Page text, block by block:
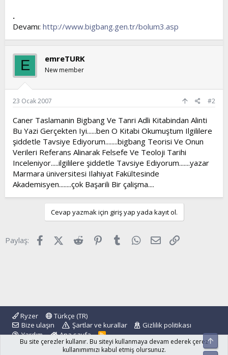
.
Devamı: http://www.bigbang.gen.tr/bolum3.asp
E emreTURK
New member
23 Ocak 2007 #2
Caner Taslamanin Bigbang Ve Tanri Adli Kitabindan Alinti
Bu Yazi Gerçekten Iyi......ben O Kitabi Okumuştum Ilgililere
şiddetle Tavsiye Ediyorum........bigbang Teorisi Ve Onun
Verileri Referans Alinarak Felsefe Ve Teoloji Tarihi
Inceleniyor.....ilgililere şiddetle Tavsiye Ediyorum.......yazar
Marmara üniversitesi Ilahiyat Fakültesinde
Akademisyen........çok Başarili Bir çalişma....
Cevap yazmak için giriş yap yada kayıt ol.
Paylaş: FacebookX (Twitter)
Reddit Pinterest
Tumblr WhatsApp
E-posta
Ryzer
Türkçe (TR)
Bize ulaşın
Şartlar ve kurallar
Gizlilik politikası
Yardım
Ana sayfa
R
S
S
Bu site çerezler kullanır. Bu siteyi kullanmaya devam ederek çerez
kullanımımızı kabul etmiş olursunuz.
Üst